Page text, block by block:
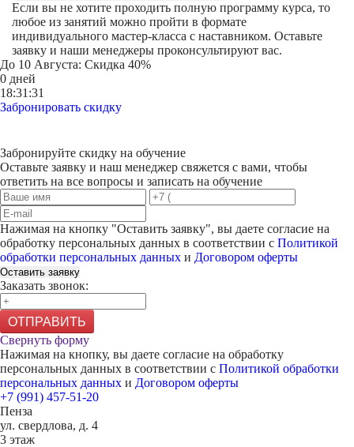
Если вы не хотите проходить полную программу курса, то
любое из занятий можно пройти в формате
индивидуального мастер-класса с наставником. Оставьте
заявку и наши менеджеры проконсультируют вас.
До 10 Августа: Скидка 40%
0 дней
18:31:31
Забронировать скидку
Забронируйте скидку на обучение
Оставьте заявку и наш менеджер свяжется с вами, чтобы
ответить на все вопросы и записать на обучение
Нажимая на кнопку "Оставить заявку", вы даете согласие на
обработку персональных данных в соответствии с Политикой
обработки персональных данных и Договором оферты
Оставить заявку
Заказать звонок:
ОТПРАВИТЬ
Свернуть форму
Нажимая на кнопку, вы даете согласие на обработку
персональных данных в соответствии с Политикой обработки
персональных данных и Договором оферты
+7 (991) 457-51-20
Пенза
ул. свердлова, д. 4
3 этаж